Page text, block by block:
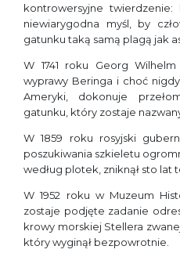
kontrowersyjne twierdzenie:
niewiarygodna myśl, by
gatunku taką samą plagą jak
W 1741 roku Georg
wyprawy Beringa i choć
Ameryki, dokonuje
gatunku, który zostaje
W 1859 roku rosyjski
poszukiwania szkieletu
według plotek, zniknął sto lat
W 1952 roku w Muzeum
zostaje podjęte zadanie
krowy morskiej Stellera
który wyginął bezpowrotnie.